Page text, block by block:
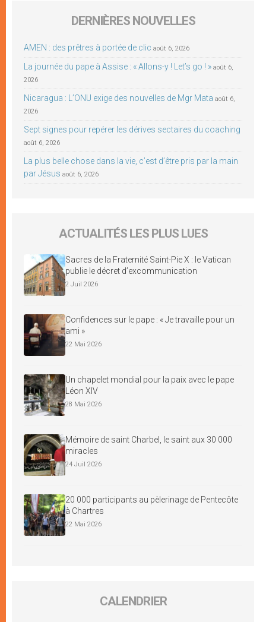
DERNIÈRES NOUVELLES
AMEN : des prêtres à portée de clic août 6, 2026
La journée du pape à Assise : « Allons-y ! Let’s go ! » août 6,
2026
Nicaragua : L’ONU exige des nouvelles de Mgr Mata août 6,
2026
Sept signes pour repérer les dérives sectaires du coaching
août 6, 2026
La plus belle chose dans la vie, c’est d’être pris par la main
par Jésus août 6, 2026
ACTUALITÉS LES PLUS LUES
Sacres de la Fraternité Saint-Pie X : le Vatican
publie le décret d’excommunication
2 Juil 2026
Confidences sur le pape : « Je travaille pour un
ami »
22 Mai 2026
Un chapelet mondial pour la paix avec le pape
Léon XIV
28 Mai 2026
Mémoire de saint Charbel, le saint aux 30 000
miracles
24 Juil 2026
20 000 participants au pèlerinage de Pentecôte
à Chartres
22 Mai 2026
CALENDRIER